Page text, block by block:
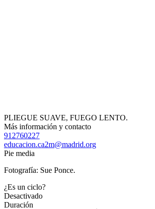
PLIEGUE SUAVE, FUEGO LENTO.
Más información y contacto
912760227
educacion.ca2m@madrid.org
¿Es un ciclo?
Desactivado